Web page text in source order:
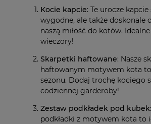
Kocie kapcie: Te urocze
wygodne, ale także doskonale
naszą miłość do kotów.
wieczory!
Skarpetki haftowane: Nasze
haftowanym motywem kota
sezonu. Dodaj trochę kociego
codziennej garderoby!
Zestaw podkładek pod kubek
podkładki z motywem kota to